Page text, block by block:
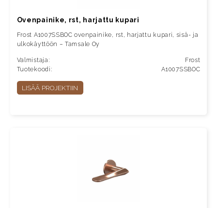
Ovenpainike, rst, harjattu kupari
Frost A1007SSBOC ovenpainike, rst, harjattu kupari, sisä- ja
ulkokäyttöön – Tamsale Oy
Valmistaja:
Frost
Tuotekoodi:
A1007SSBOC
LISÄÄ PROJEKTIIN